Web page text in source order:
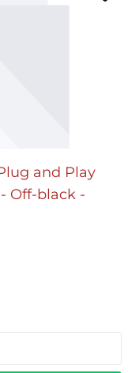
and Play
Off-black -